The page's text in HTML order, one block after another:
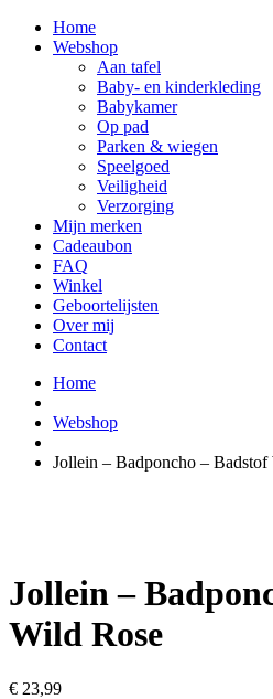
Home
Webshop
Aan tafel
Baby- en kinderkleding
Babykamer
Op pad
Parken & wiegen
Speelgoed
Veiligheid
Verzorging
Mijn merken
Cadeaubon
FAQ
Winkel
Geboortelijsten
Over mij
Contact
Home
Webshop
Jollein – Badponcho – Badstof
Jollein –
Wild Rose
€ 23,99